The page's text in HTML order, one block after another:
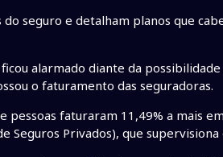
seguro e detalham planos que
alarmado diante da
o faturamento das seguradoras.
pessoas faturaram 11,49% a mais
Seguros Privados), que